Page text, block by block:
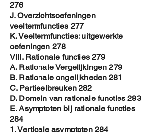
276
J. Overzichtsoefeningen
veeltermfuncties 277
K. Veeltermfuncties: uitgewerkte
oefeningen 278
VIII. Rationale functies 279
A. Rationale Vergelijkingen 279
B. Rationale ongelijkheden 281
C. Partieelbreuken 282
D. Domein van rationale functies 283
E. Asymptoten bij rationale functies
284
1. Verticale asymptoten 284